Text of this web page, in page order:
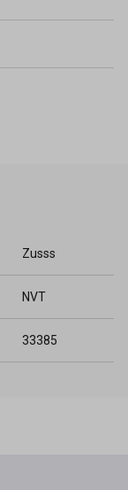
Zusss
NVT
33385